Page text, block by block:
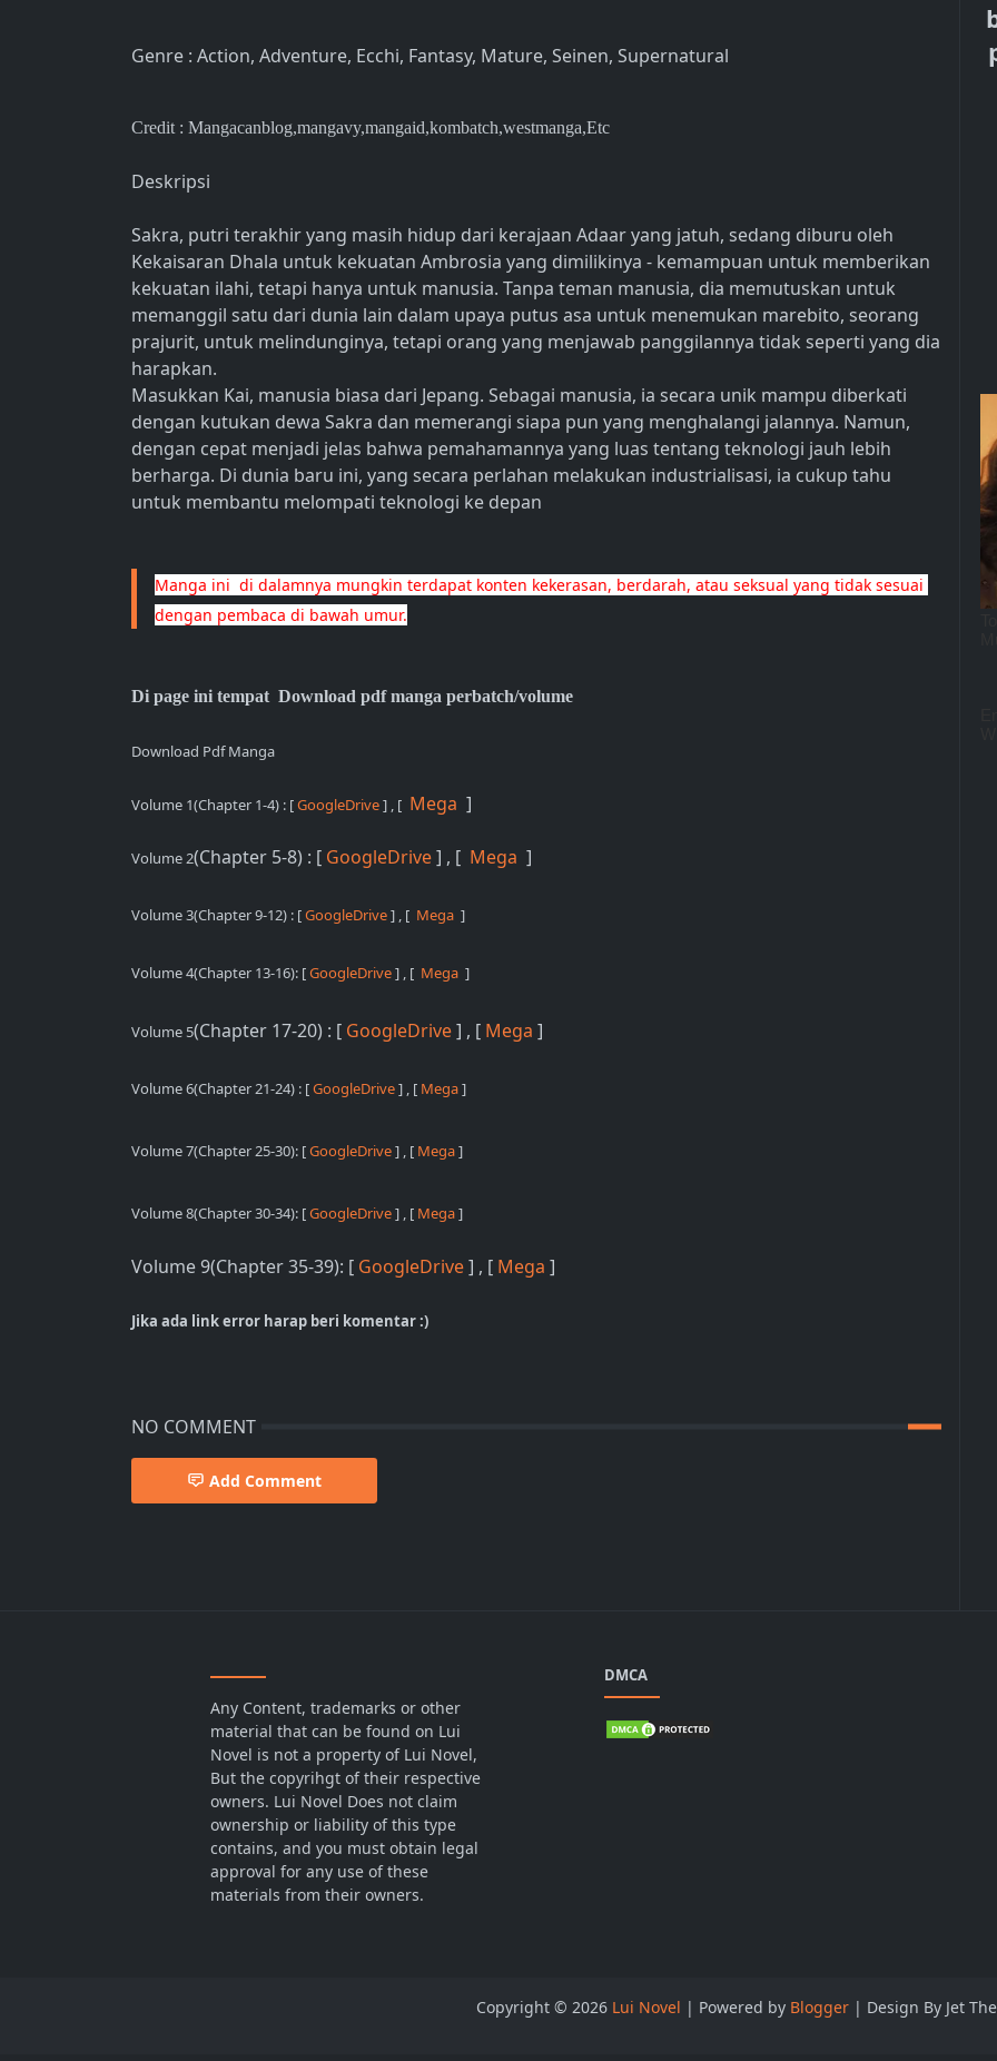
Genre : Action, Adventure, Ecchi, Fantasy, Mature, Seinen, Supernatural
Credit : Mangacanblog,mangavy,mangaid,kombatch,westmanga,Etc
Deskripsi
Sakra, putri terakhir yang masih hidup dari kerajaan Adaar yang jatuh, sedang diburu oleh
Kekaisaran Dhala untuk kekuatan Ambrosia yang dimilikinya - kemampuan untuk memberikan
kekuatan ilahi, tetapi hanya untuk manusia. Tanpa teman manusia, dia memutuskan untuk
memanggil satu dari dunia lain dalam upaya putus asa untuk menemukan marebito, seorang
prajurit, untuk melindunginya, tetapi orang yang menjawab panggilannya tidak seperti yang dia
harapkan.
Masukkan Kai, manusia biasa dari Jepang. Sebagai manusia, ia secara unik mampu diberkati
dengan kutukan dewa Sakra dan memerangi siapa pun yang menghalangi jalannya. Namun,
dengan cepat menjadi jelas bahwa pemahamannya yang luas tentang teknologi jauh lebih
berharga. Di dunia baru ini, yang secara perlahan melakukan industrialisasi, ia cukup tahu
untuk membantu melompati teknologi ke depan
Manga ini  di dalamnya mungkin terdapat konten kekerasan, berdarah, atau seksual yang tidak sesuai
dengan pembaca di bawah umur.
Di page ini tempat Download pdf manga perbatch/volume
Download Pdf Manga
Volume 1(Chapter 1-4) : [GoogleDrive] , [ Mega ]
Volume 2(Chapter 5-8) : [ GoogleDrive] , [ Mega ]
Volume 3(Chapter 9-12) : [GoogleDrive] , [ Mega ]
Volume 4(Chapter 13-16): [GoogleDrive] , [ Mega ]
Volume 5(Chapter 17-20) : [ GoogleDrive] , [ Mega ]
Volume 6(Chapter 21-24) : [GoogleDrive] , [ Mega]
Volume 7(Chapter 25-30): [GoogleDrive] , [ Mega]
Volume 8(Chapter 30-34): [GoogleDrive] , [ Mega]
Volume 9(Chapter 35-39): [ GoogleDrive] , [ Mega ]
Jika ada link error harap beri komentar :)
NO COMMENT
Add Comment
Any Content, trademarks or other
material that can be found on Lui
Novel is not a property of Lui Novel,
But the copyrihgt of their respective
owners. Lui Novel Does not claim
ownership or liability of this type
contains, and you must obtain legal
approval for any use of these
materials from their owners.
DMCA
Copyright © 2026 Lui Novel | Powered by Blogger| Design By Jet